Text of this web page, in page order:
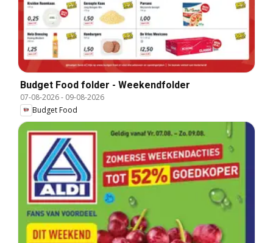
Budget Food folder - Weekendfolder
07-08-2026- 09-08-2026
Budget Food